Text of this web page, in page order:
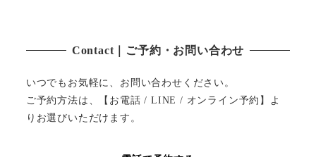
Contact｜ご予約・お問い合わせ
いつでもお気軽に、お問い合わせください。
ご予約方法は、【お電話 / LINE / オンライン予約】よ
りお選びいただけます。